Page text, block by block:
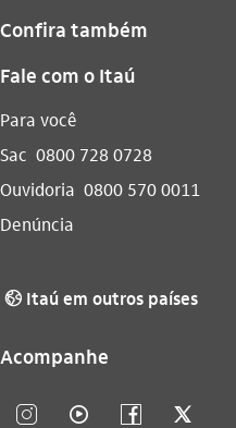
Confira também
Fale com o Itaú
Para você
Sac 0800 728 0728
Ouvidoria 0800 570 0011
Denúncia
globo_outline Itaú em outros países
Acompanhe
instagram_outline video_outline facebook_outline twitter_outline